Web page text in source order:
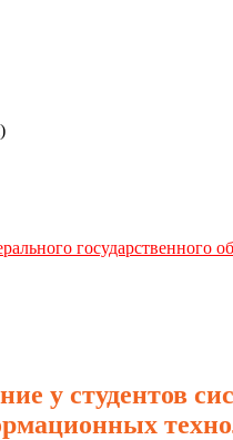
у студентов